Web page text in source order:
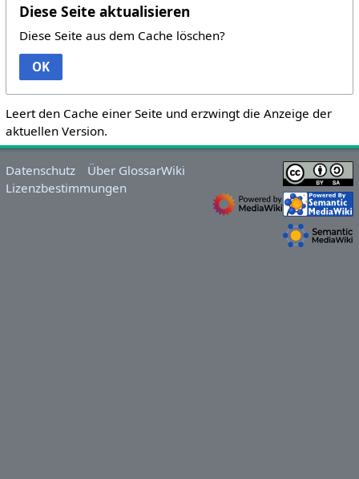
Diese Seite aktualisieren
Diese Seite aus dem Cache löschen?
OK
Leert den Cache einer Seite und erzwingt die Anzeige der
aktuellen Version.
Datenschutz
Über GlossarWiki
Lizenzbestimmungen